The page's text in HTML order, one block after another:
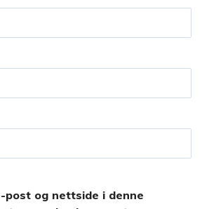
post og nettside i denne